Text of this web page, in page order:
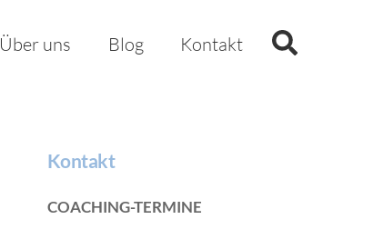
Über uns Blog Kontakt
Kontakt
COACHING-TERMINE